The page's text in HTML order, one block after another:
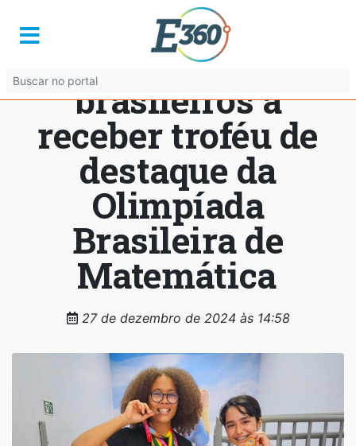
Colégio goiano é
um dos 14
brasileiros a
receber troféu de
destaque da
Olimpíada
Brasileira de
Matemática
27 de dezembro de 2024 às 14:58